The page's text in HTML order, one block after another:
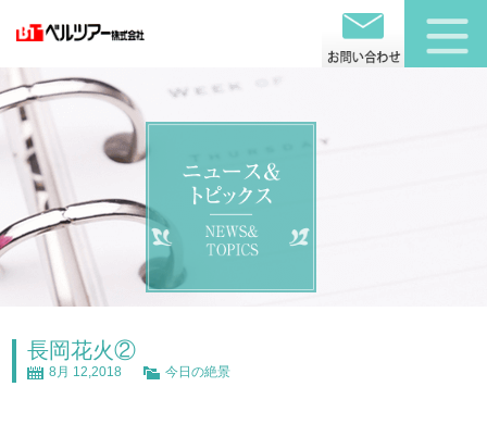
長岡花火②
8月 12,2018 今日の絶景